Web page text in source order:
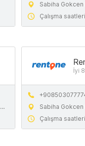
Sabiha Gokcen
Çalışma saatleri
İyi
Sabiha Gokcen
Çalışma saatleri